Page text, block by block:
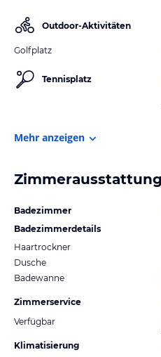
Outdoor-Aktivitäten
Golfplatz
Tennisplatz
Mehr anzeigen
Zimmerausstattung
Badezimmer
Badezimmerdetails
Haartrockner
Dusche
Badewanne
Zimmerservice
Verfügbar
Klimatisierung